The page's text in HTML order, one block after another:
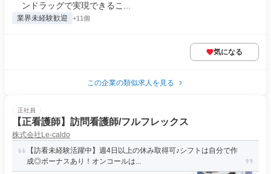
ンドラッグで実現できるこ...
業界未経験歓迎 +11個
気になる
この企業の類似求人を見る
正社員
【正看護師】訪問看護師/フルフレックス
株式会社Le-caldo
【訪看未経験活躍中】週4日以上の休み取得可♪シフトは自分で作
成◎ボーナスあり！オンコールは...